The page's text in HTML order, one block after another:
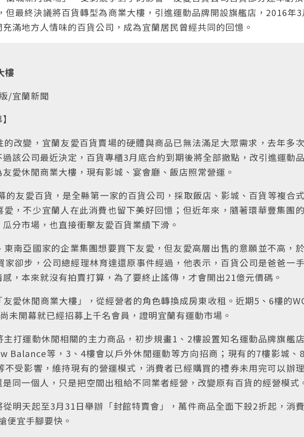
但最終決議將百貨轉型為商業大樓，引進運動品牌開設旗艦店，2016年3
滿地方人情味的百貨公司，成為宜蘭居民曾經共同的回憶。
樓
/宜蘭新聞
改變，宜蘭友愛百貨賣場的硬體與商品已無法滿足大眾需求，去年多
該公司最近決定，百貨專櫃3月底合約到期後將全部撤點，改引進運動
愛休閒商業大樓，現有影城、宴會廳、飯店照常營運。
的友愛百貨，是全縣第一家的百貨公司，採取飯店、影城、百貨等複合
，不少宜蘭人在此消費也留下美好回憶；但近年來，隨著環華豐集團
分市場，也直接衝擊友愛百貨業績下滑。
南亞國家的企業集團想要買下友愛，但友愛高層出售的意願並不高，
家卻步，公司總經理林育達還原事件經過，他表示，百貨公司是爸爸一
，本來就沒有拍賣打算，為了要終止謠傳，才會開出21億元價碼。
愛休閒商業大樓」，從經營者的角色轉換成房東收租。近期5、6樓的
未開幕就已經招募上千名會員，證明宜蘭有運動市場。
打運動休閒相關的主力商品，初步規畫1、2樓設置知名運動品牌旗艦店
Balance等，3、4樓會以戶外休閒運動等方向招商；現有的7樓影城、
不受影響，維持現有的營運模式，消費者已經購買的禮券未用完可以辦
同一個人，只是把空間出租給不同業者經營，改變原有百貨的經營模式
明天起至3月31日舉辦「封館特賣會」，萬件商品全面下殺2折起，消
便宜手腳要快。